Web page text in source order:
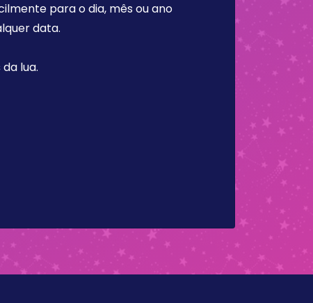
para o dia, mês ou ano
data.
lua.